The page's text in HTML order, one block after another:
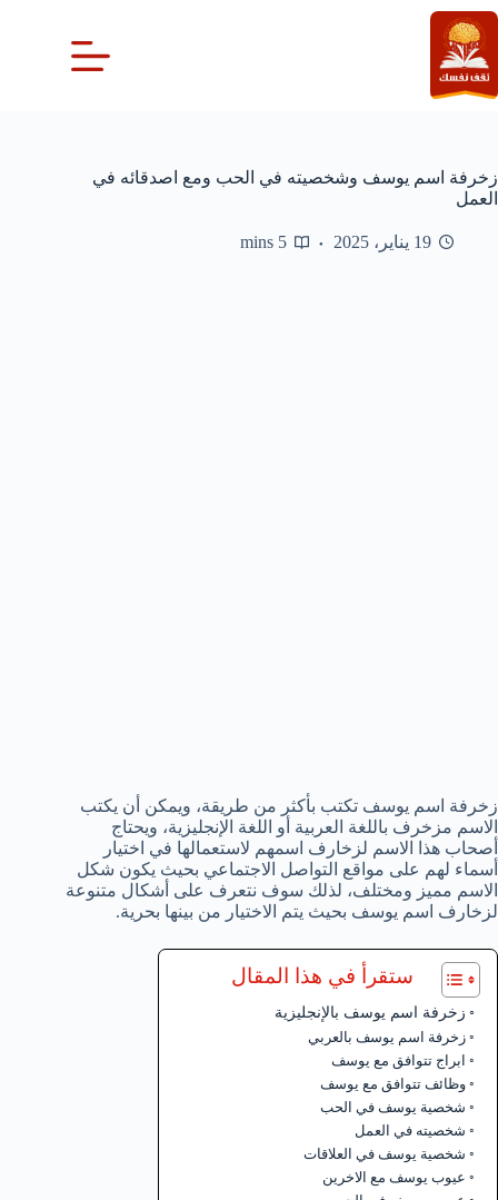
التجاوز
إلى
المحتوى
زخرفة اسم يوسف وشخصيته في الحب ومع اصدقائه في
العمل
19 يناير، 2025 5 mins
زخرفة اسم يوسف تكتب بأكثر من طريقة، ويمكن أن يكتب
الاسم مزخرف باللغة العربية أو اللغة الإنجليزية، ويحتاج
أصحاب هذا الاسم لزخارف اسمهم لاستعمالها في اختيار
أسماء لهم على مواقع التواصل الاجتماعي بحيث يكون شكل
الاسم مميز ومختلف، لذلك سوف نتعرف على أشكال متنوعة
لزخارف اسم يوسف بحيث يتم الاختيار من بينها بحرية.
ستقرأ في هذا المقال
زخرفة اسم يوسف بالإنجليزية
زخرفة اسم يوسف بالعربي
ابراج تتوافق مع يوسف
وظائف تتوافق مع يوسف
شخصية يوسف في الحب
شخصيته في العمل
شخصية يوسف في العلاقات
عيوب يوسف مع الاخرين